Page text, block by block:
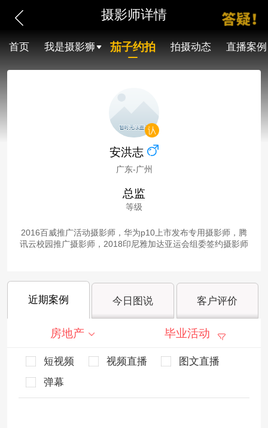
摄影师详情
首页 我是摄影狮 茄子约拍 拍摄动态 直播案例
安洪志
广东-广州
总监
等级
2016百威推广活动摄影师，华为p10上市发布专用摄影师，腾
讯云校园推广摄影师，2018印尼雅加达亚运会组委签约摄影师
近期案例 今日图说 客户评价
房地产 毕业活动
短视频 视频直播
图文直播
弹幕